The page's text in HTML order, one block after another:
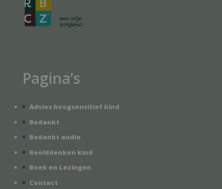
Pagina’s
Advies hoogsensitief kind
Bedankt
Bedankt audio
Beelddenken kind
Boek en Lezingen
Contact